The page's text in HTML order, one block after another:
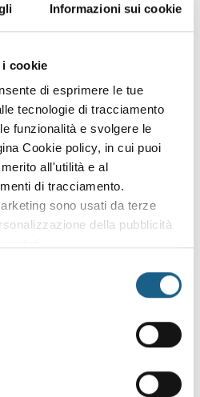
Informazioni sui cookie
cookie
di esprimere le tue
tecnologie di tracciamento
funzionalità e svolgere le
Cookie policy, in cui puoi
all'utilità e al
di tracciamento.
sono usati da terze
della pubblicità
anche la nostra Privacy
al corso come
corso senza fare login. Scegli
come azienda o come privato.